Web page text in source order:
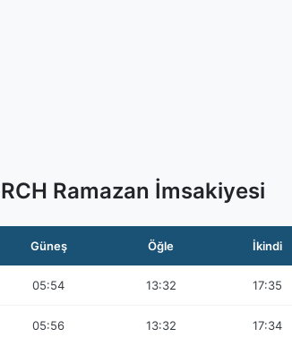
Ramazan İmsakiyesi
Güneş Öğle İkindi
05:54 13:32 17:35
05:56 13:32 17:34